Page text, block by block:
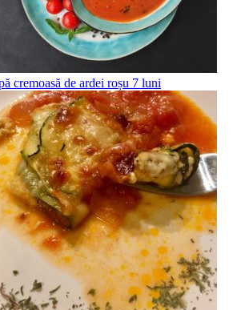
cremoasă de ardei roșu 7 luni